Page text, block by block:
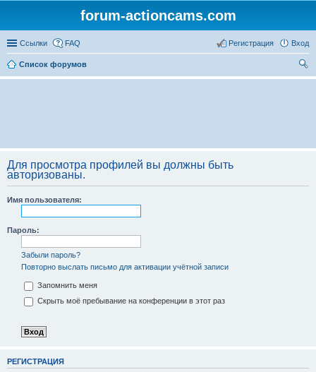
forum-actioncams.com
Ссылки FAQ Вход
Регистрация
Список форумов
ои
Для просмотра профилей вы должны быть
авторизованы.
Имя пользователя:
Пароль:
Забыли пароль?
Повторно выслать письмо для активации учётной записи
Запомнить меня
Скрыть моё пребывание на конференции в этот раз
РЕГИСТРАЦИЯ